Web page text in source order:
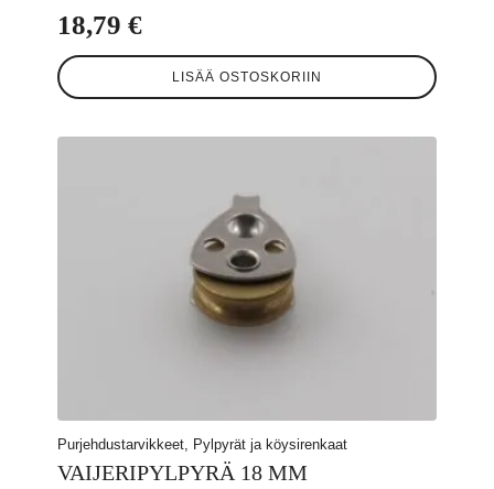
18,79 €
LISÄÄ OSTOSKORIIN
Purjehdustarvikkeet, Pylpyrät ja köysirenkaat
VAIJERIPYLPYRÄ 18 MM